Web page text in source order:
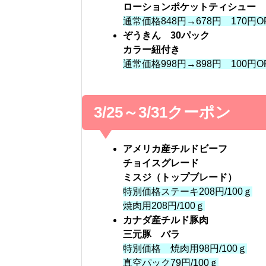
ローションポケットティシュー
通常価格848円→678円 170円
ぞうきん 30パック
カラー紐付き
通常価格998円→898円 100円
3/25～3/31クーポン
アメリカ産チルドビーフ
チョイスグレード
ミスジ（トップブレード）
特別価格ステーキ208円/100ｇ
焼肉用208円/100ｇ
カナダ産チルド豚肉
三元豚 バラ
特別価格 焼肉用98円/100ｇ
真空パック79円/100ｇ